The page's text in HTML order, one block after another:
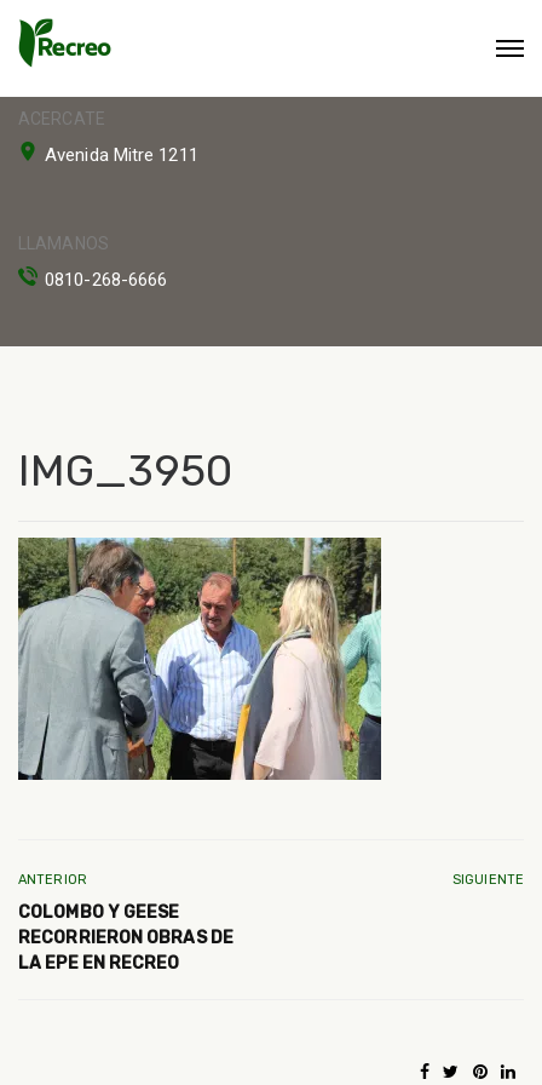
ACERCATE
Avenida Mitre 1211
LLAMANOS
0810-268-6666
IMG_3950
ANTERIOR
COLOMBO Y GEESE
RECORRIERON OBRAS DE
LA EPE EN RECREO
SIGUIENTE